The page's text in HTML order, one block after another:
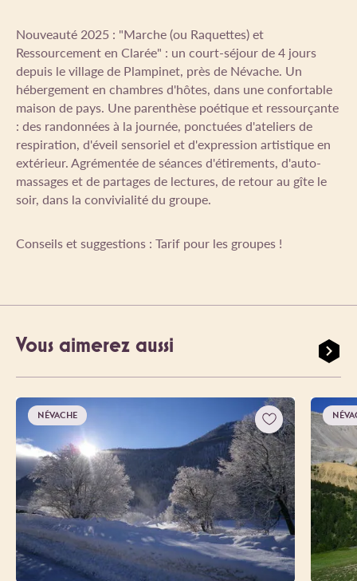
Nouveauté 2025 : "Marche (ou Raquettes) et
Ressourcement en Clarée" : un court-séjour de 4 jours
depuis le village de Plampinet, près de Névache. Un
hébergement en chambres d'hôtes, dans une confortable
maison de pays. Une parenthèse poétique et ressourçante
: des randonnées à la journée, ponctuées d'ateliers de
respiration, d'éveil sensoriel et d'expression artistique en
extérieur. Agrémentée de séances d'étirements, d'auto-
massages et de partages de lectures, de retour au gîte le
soir, dans la convivialité du groupe.
Conseils et suggestions : Tarif pour les groupes !
Vous aimerez aussi
NÉVACHE